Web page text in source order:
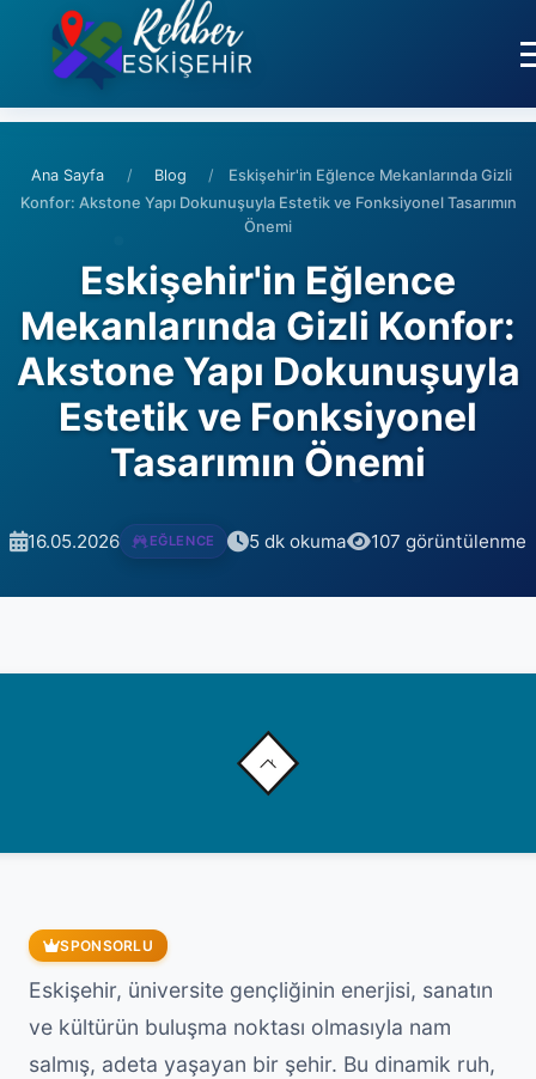
Ana Sayfa / Blog /
Eskişehir'in Eğlence Mekanlarında Gizli
Konfor: Akstone Yapı Dokunuşuyla Estetik ve Fonksiyonel Tasarımın
Önemi
Eskişehir'in Eğlence
Mekanlarında Gizli Konfor:
Akstone Yapı Dokunuşuyla
Estetik ve Fonksiyonel
Tasarımın Önemi
16.05.2026 EĞLENCE 5 dk okuma 107 görüntülenme
SPONSORLU
Eskişehir, üniversite gençliğinin enerjisi, sanatın
ve kültürün buluşma noktası olmasıyla nam
salmış, adeta yaşayan bir şehir. Bu dinamik ruh,